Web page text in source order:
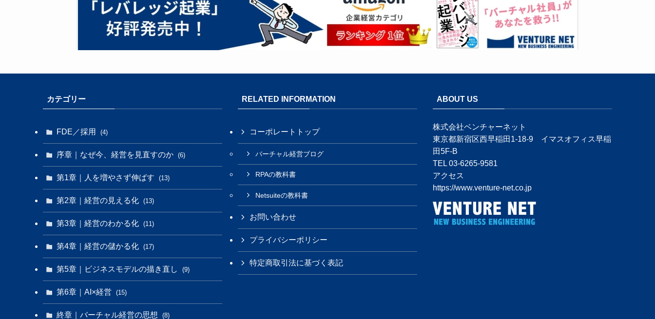
カテゴリー
FDE／採用 (4)
序章｜なぜ今、経営を見直すのか (6)
第1章｜人を増やさず伸ばす (13)
第2章｜経営の見える化 (13)
第3章｜経営のわかる化 (11)
第4章｜経営の儲かる化 (17)
第5章｜ビジネスモデルの描き直し (9)
第6章｜AI×経営 (15)
終章｜バーチャル経営の思想 (8)
RELATED INFORMATION
コーポレートトップ
バーチャル経営ブログ
RPAの教科書
Netsuiteの教科書
お問い合わせ
プライバシーポリシー
特定商取引法に基づく表記
ABOUT US
株式会社ベンチャーネット
東京都新宿区西早稲田1-18-9 イマスオフィス早稲
田5F-B
TEL 03-6265-9581
アクセス
https://www.venture-net.co.jp